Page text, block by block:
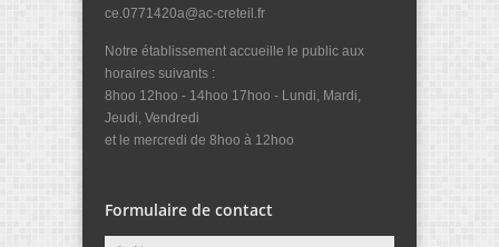
ce.0771420a@ac-creteil.fr
Notre établissement accueille le public aux
horaires suivants :
8hoo 12hoo - 14hoo 17hoo - Lundi, Mardi,
Jeudi, Vendredi
et le mercredi de 8hoo à 12hoo
Formulaire de contact